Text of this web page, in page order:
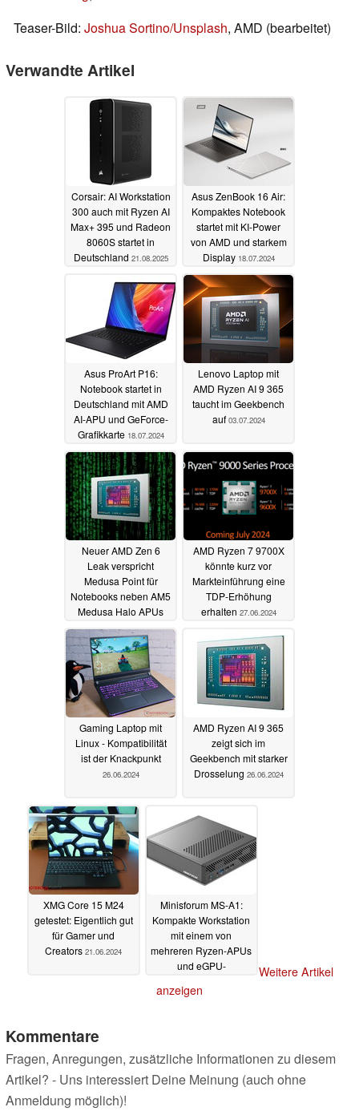
Teaser-Bild: Joshua Sortino/Unsplash, AMD (bearbeitet)
Verwandte Artikel
Corsair: AI Workstation
300 auch mit Ryzen AI
Max+ 395 und Radeon
8060S startet in
Deutschland 21.08.2025
Asus ZenBook 16 Air:
Kompaktes Notebook
startet mit KI-Power
von AMD und starkem
Display 18.07.2024
Asus ProArt P16:
Notebook startet in
Deutschland mit AMD
AI-APU und GeForce-
Grafikkarte 18.07.2024
Lenovo Laptop mit
AMD Ryzen AI 9 365
taucht im Geekbench
auf 03.07.2024
Neuer AMD Zen 6
Leak verspricht
Medusa Point für
Notebooks neben AM5
Medusa Halo APUs
03.07.2024
AMD Ryzen 7 9700X
könnte kurz vor
Markteinführung eine
TDP-Erhöhung
erhalten 27.06.2024
Gaming Laptop mit
Linux - Kompatibilität
ist der Knackpunkt
26.06.2024
AMD Ryzen AI 9 365
zeigt sich im
Geekbench mit starker
Drosselung 26.06.2024
XMG Core 15 M24
getestet: Eigentlich gut
für Gamer und
Creators 21.06.2024
Minisforum MS-A1:
Kompakte Workstation
mit einem von
mehreren Ryzen-APUs
und eGPU-
Weitere Artikel
anzeigen
Kommentare
Fragen, Anregungen, zusätzliche Informationen zu diesem
Artikel? - Uns interessiert Deine Meinung (auch ohne
Anmeldung möglich)!